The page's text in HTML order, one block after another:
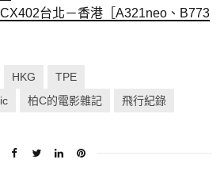
台北－香港［A321neo、B773
HKG
TPE
柏C的電影雜記 飛行紀錄